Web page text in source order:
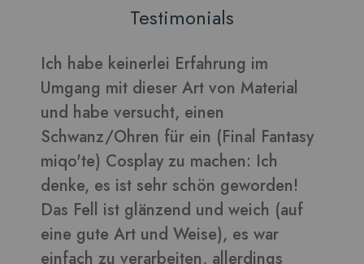
Testimonials
Verarbeitet sich gut und die Blätter
daraus sehen toll aus ????
Bilder in dieser Rezension
Vera-Kunden